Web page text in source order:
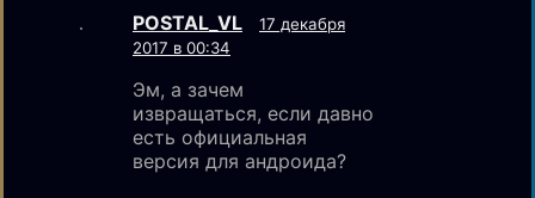
POSTAL_VL
17 декабря
2017 в 00:34
Эм, а зачем
извращаться, если давно
есть официальная
версия для андроида?